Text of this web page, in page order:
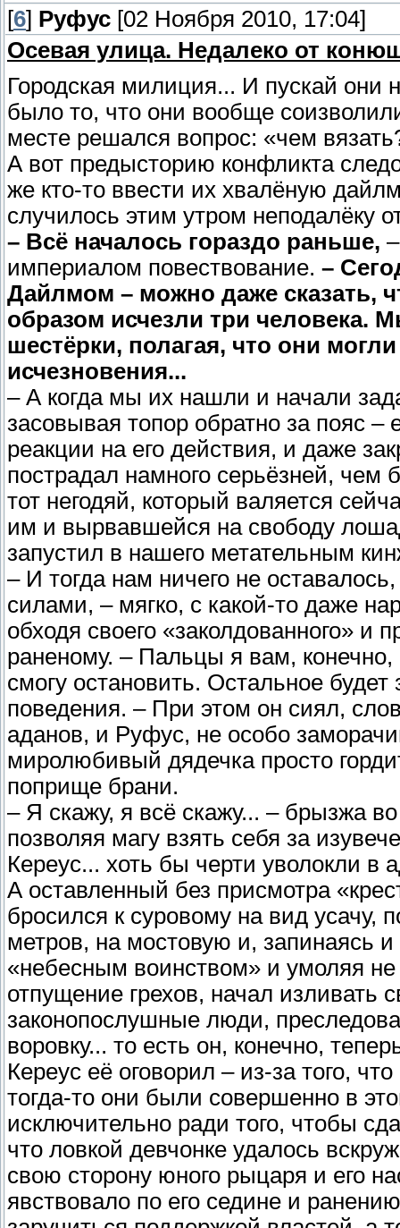
[6] Руфус [02 Ноября 2010, 17:04]
Осевая улица. Недалеко от
Городская милиция... И пускай они
было то, что они вообще
месте решался вопрос: «чем
А вот предысторию конфликта
же кто-то ввести их хвалёную
случилось этим утром неподалёку
– Всё началось гораздо раньше,
империалом повествование. –
Дайлмом – можно даже сказать,
образом исчезли три человека.
шестёрки, полагая, что они
исчезновения...
– А когда мы их нашли и начали
засовывая топор обратно за пояс –
реакции на его действия, и даже
пострадал намного серьёзней,
тот негодяй, который валяется
им и вырвавшейся на свободу
запустил в нашего метательным
– И тогда нам ничего не
силами, – мягко, с какой-то даже
обходя своего «заколдованного» и
раненому. – Пальцы я вам,
смогу остановить. Остальное будет
поведения. – При этом он сиял,
аданов, и Руфус, не особо
миролюбивый дядечка просто
поприще брани.
– Я скажу, я всё скажу... – брызжа
позволяя магу взять себя за
Кереус... хоть бы черти уволокли в
А оставленный без присмотра
бросился к суровому на вид усачу,
метров, на мостовую и, запинаясь
«небесным воинством» и умоляя
отпущение грехов, начал
законопослушные люди,
воровку... то есть он, конечно,
Кереус её оговорил – из-за того,
тогда-то они были совершенно в
исключительно ради того, чтобы
что ловкой девчонке удалось
свою сторону юного рыцаря и его
явствовало по его седине и